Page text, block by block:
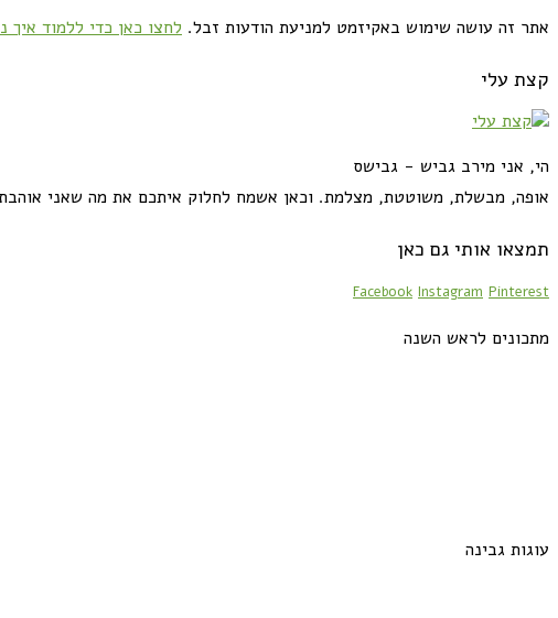
אתר זה עושה שימוש באקיזמט למניעת הודעות זבל. לחצו כאן כדי ללמוד איך
קצת עלי
הי, אני מירב גביש - גבישס
אופה, מבשלת, משוטטת, מצלמת. וכאן אשמח לחלוק איתכם את מה שאני
תמצאו אותי גם כאן
Facebook Instagram Pinterest
מתכונים לראש השנה
עוגות גבינה